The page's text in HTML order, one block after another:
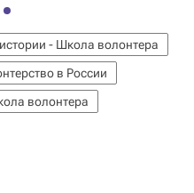
- Школа волонтера
в России
волонтера